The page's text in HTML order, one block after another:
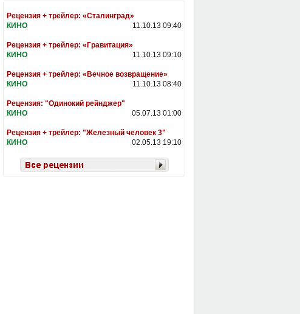
Рецензия + трейлер: «Сталинград»
11.10.13 09:40
КИНО
Рецензия + трейлер: «Гравитация»
11.10.13 09:10
КИНО
Рецензия + трейлер: «Вечное возвращение»
11.10.13 08:40
КИНО
Рецензия: "Одинокий рейнджер"
05.07.13 01:00
КИНО
Рецензия + трейлер: "Железный человек 3"
02.05.13 19:10
КИНО